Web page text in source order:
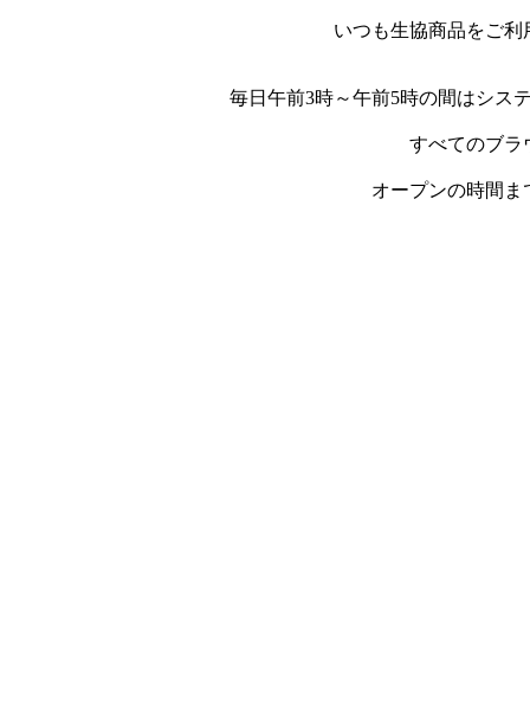
いつも生協商品をご
毎日午前3時～午前5時の間はシス
すべてのブラ
オープンの時間